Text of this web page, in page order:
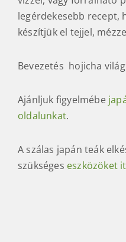
legérdekesebb recept,
készítjük el tejjel,
Bevezetés hojicha
Ajánljuk figyelmébe
oldalunkat.
A szálas japán teák
szükséges eszközöket